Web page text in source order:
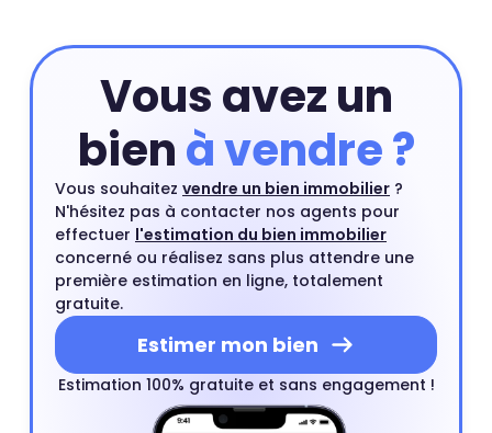
du quartier.
Vous avez un
bienà vendre ?
Vous souhaitez vendre un bien immobilier ?
N'hésitez pas à contacter nos agents pour
effectuer l'estimation du bien immobilier
concerné ou réalisez sans plus attendre une
première estimation en ligne, totalement
gratuite.
Estimer mon bien
Estimation 100% gratuite et sans engagement !